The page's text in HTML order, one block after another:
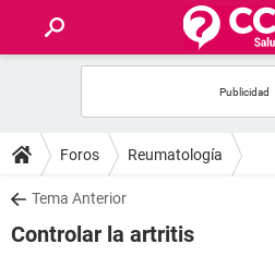
FOROS
SALUD
Foros Reumatología
Tema Anterior
Controlar la artritis